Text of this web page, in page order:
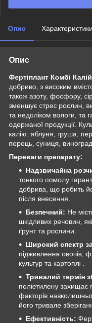
Опис Характеристики
Опис
Фертіплант Комбі Калій
добриво, з високим
також азоту, фосфору,
зменшує стрес рослин,
та недоліком вологи, та
одержаної продукції.
калію: яблуня, груша,
перець, суниця, виноград,
Переваги препарату:
Надзвичайна
тонкого помолу
добрива, що робить
після внесення.
Безпечний: Не
шкідливих речовин,
ґрунт та рослини.
Широкий спектр
підживлення овочів,
культур та картоплі .
Тривалий термін
поліетилену захищає
факторів
його тривале
Ефективність: